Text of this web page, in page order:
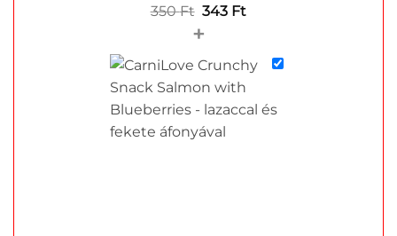
350Ft Original
price
343 FtCurrent
343 Ft.
+